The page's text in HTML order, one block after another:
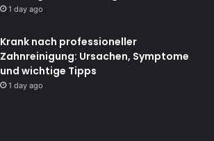
1 day ago
Krank nach professioneller
Zahnreinigung: Ursachen, Symptome
und wichtige Tipps
1 day ago